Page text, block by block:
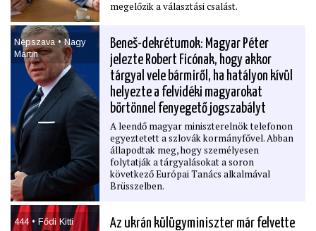
megelőzik a választási csalást.
Népszava • Nagy
Martin
Beneš-dekrétumok: Magyar Péter
jelezte Robert Ficónak, hogy akkor
tárgyal vele bármiről, ha hatályon kívül
helyezte a felvidéki magyarokat
börtönnel fenyegető jogszabályt
A leendő magyar miniszterelnök telefonon
egyeztetett a szlovák kormányfővel. Abban
állapodtak meg, hogy személyesen
folytatják a tárgyalásokat a soron
következő Európai Tanács alkalmával
Brüsszelben.
444 • Fődi Kitti
Az ukrán külügyminiszter már felvette